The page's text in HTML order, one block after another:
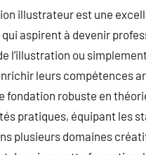
illustrateur est une
aspirent à devenir
l’illustration ou
leurs compétences
fondation robuste en
pratiques, équipant les
plusieurs domaines